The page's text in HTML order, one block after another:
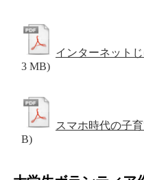
インターネット
3 MB)
スマホ時代の子
B)